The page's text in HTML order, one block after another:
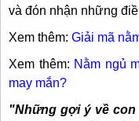
và đón nhận những
Xem thêm: Giải mã
Xem thêm: Nằm ngủ
may mắn?
"Những gợi ý về